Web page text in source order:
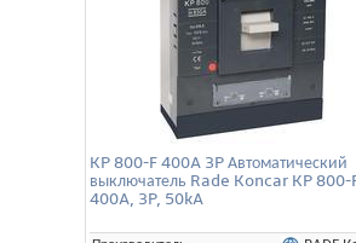
KP 800-F 400A 3P Автоматический
выключатель Rade Koncar KP 800-
400A, 3P, 50kA